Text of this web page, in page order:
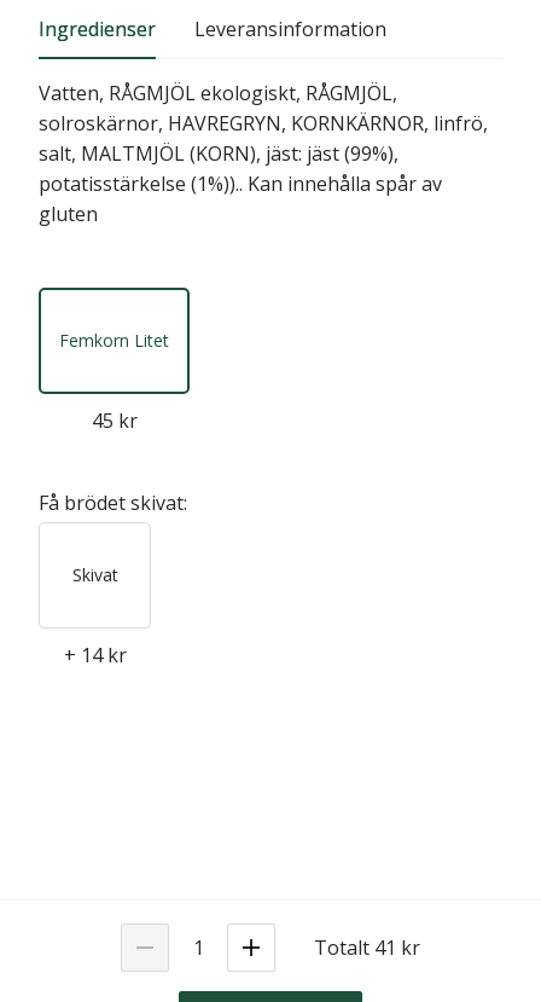
Ingredienser Leveransinformation
Vatten, RÅGMJÖL ekologiskt, RÅGMJÖL,
solroskärnor, HAVREGRYN, KORNKÄRNOR, linfrö,
salt, MALTMJÖL (KORN), jäst: jäst (99%),
potatisstärkelse (1%)).. Kan innehålla spår av
gluten
Femkorn Litet
45 kr
Få brödet skivat:
Skivat
+ 14 kr
Totalt 41 kr